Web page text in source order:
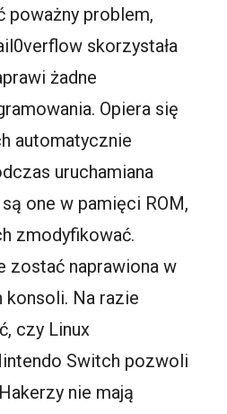
poważny problem,
skorzystała
żadne
Opiera się
automatycznie
uruchamiana
one w pamięci ROM,
zmodyfikować.
zostać naprawiona w
konsoli. Na razie
czy Linux
Switch pozwoli
nie mają